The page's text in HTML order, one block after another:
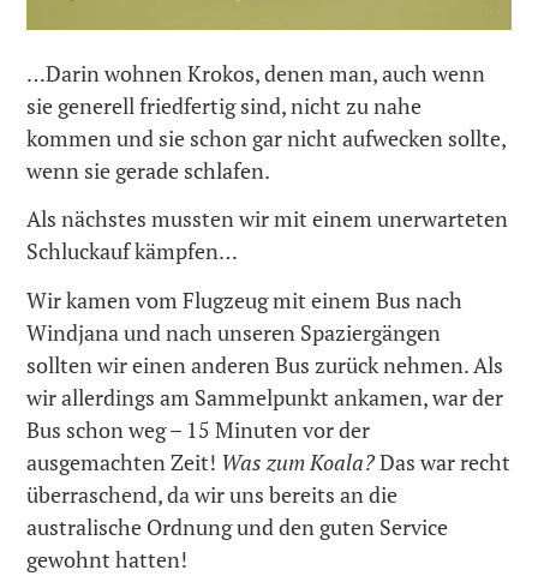
…Darin wohnen Krokos, denen man, auch wenn
sie generell friedfertig sind, nicht zu nahe
kommen und sie schon gar nicht aufwecken sollte,
wenn sie gerade schlafen.
Als nächstes mussten wir mit einem unerwarteten
Schluckauf kämpfen…
Wir kamen vom Flugzeug mit einem Bus nach
Windjana und nach unseren Spaziergängen
sollten wir einen anderen Bus zurück nehmen. Als
wir allerdings am Sammelpunkt ankamen, war der
Bus schon weg – 15 Minuten vor der
ausgemachten Zeit! Was zum Koala?Das war recht
überraschend, da wir uns bereits an die
australische Ordnung und den guten Service
gewohnt hatten!